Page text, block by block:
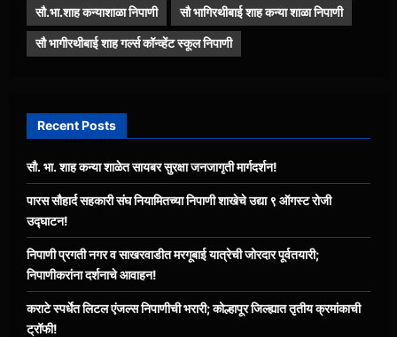
सौ.भा.शाह कन्याशाळा निपाणी सौ भागिरथीबाई शाह कन्या शाळा निपाणी
सौ भागीरथीबाई शाह गर्ल्स कॉन्व्हेंट स्कूल निपाणी
Recent Posts
सौ. भा. शाह कन्या शाळेत सायबर सुरक्षा जनजागृती मार्गदर्शन!
पारस सौहार्द सहकारी संघ नियामितच्या निपाणी शाखेचे उद्या ९ ऑगस्ट रोजी
उद्घाटन!
निपाणी प्रगती नगर व साखरवाडीत मरगूबाई यात्रेची जोरदार पूर्वतयारी;
निपाणीकरांना दर्शनाचे आवाहन!
कराटे स्पर्धेत लिटल एंजल्स निपाणीची भरारी; कोल्हापूर जिल्ह्यात तृतीय क्रमांकाची
ट्रॉफी!